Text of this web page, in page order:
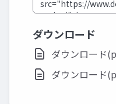
ダウンロード
ダウンロード
ダウンロード